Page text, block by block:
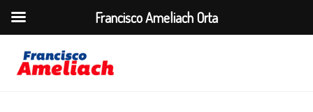
Francisco Ameliach Orta